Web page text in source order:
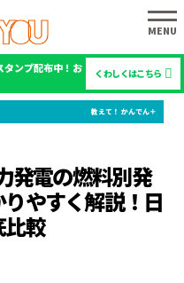
タンプ配布中！お
くわしくはこちら
発電の燃料別発
やすく解説！日
較